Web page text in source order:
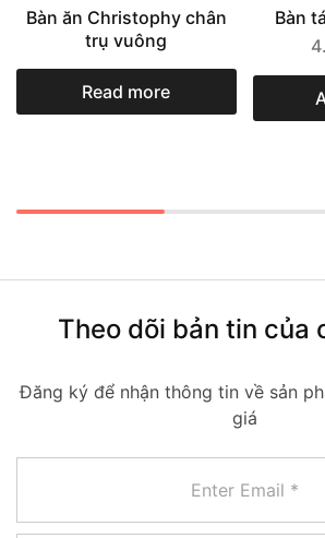
Bàn ăn Christophy chân
trụ vuông
Read more
Bàn
Theo dõi bản tin của
Đăng ký để nhận thông tin về sản
giá